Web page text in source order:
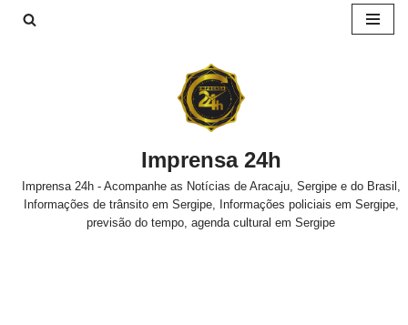
Imprensa 24h
Imprensa 24h - Acompanhe as Notícias de Aracaju, Sergipe e do Brasil,
Informações de trânsito em Sergipe, Informações policiais em Sergipe,
previsão do tempo, agenda cultural em Sergipe